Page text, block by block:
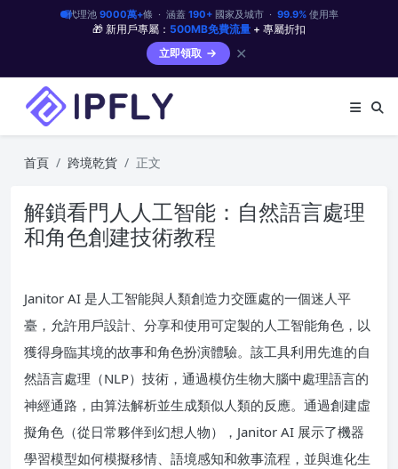
代理池 9000萬+條 · 涵蓋 190+國家及城市 · 99.9%使用率
🎁 新用戶專屬： 500MB免費流量 + 專屬折扣
立即領取
✕
首頁 跨境乾貨 正文
解鎖看門人人工智能：自然語言處理
和角色創建技術教程
Janitor AI 是人工智能與人類創造力交匯處的一個迷人平
臺，允許用戶設計、分享和使用可定製的人工智能角色，以
獲得身臨其境的故事和角色扮演體驗。該工具利用先進的自
然語言處理（NLP）技術，通過模仿生物大腦中處理語言的
神經通路，由算法解析並生成類似人類的反應。通過創建虛
擬角色（從日常夥伴到幻想人物），Janitor AI 展示了機器
學習模型如何模擬移情、語境感知和敘事流程，並與進化生